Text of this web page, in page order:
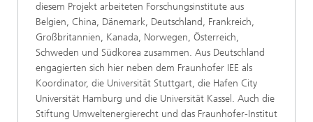
diesem Projekt arbeiteten Forschungsinstitute aus
Belgien, China, Dänemark, Deutschland, Frankreich,
Großbritannien, Kanada, Norwegen, Österreich,
Schweden und Südkorea zusammen. Aus Deutschland
engagierten sich hier neben dem Fraunhofer IEE als
Koordinator, die Universität Stuttgart, die Hafen City
Universität Hamburg und die Universität Kassel. Auch die
Stiftung Umweltenergierecht und das Fraunhofer-Institut